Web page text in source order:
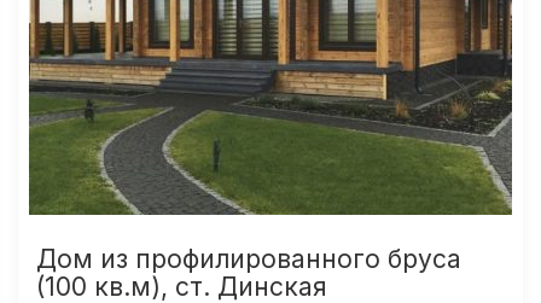
Дом из профилированного бруса
(100 кв.м), ст. Динская